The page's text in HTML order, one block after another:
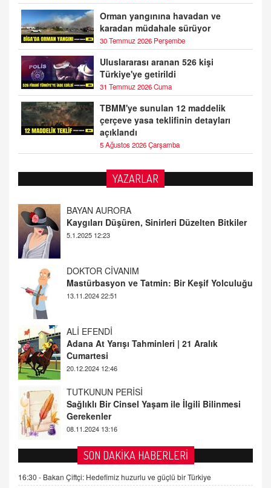
Orman yangınına havadan ve
karadan müdahale sürüyor
30 Temmuz 2026 Perşembe
Uluslararası aranan 526 kişi
Türkiye'ye getirildi
31 Temmuz 2026 Cuma
TBMM'ye sunulan 12 maddelik
çerçeve yasa teklifinin detayları
açıklandı
5 Ağustos 2026 Çarşamba
YAZARLAR
DOKTOR CİVANIM
Mastürbasyon ve Tatmin: Bir Keşif Yolculuğu
13.11.2024 22:51
ALİ EFENDİ
Adana At Yarışı Tahminleri | 21 Aralık
Cumartesi
TUTKUNUN PERİSİ
Sağlıklı Bir Cinsel Yaşam ile İlgili Bilinmesi
Gerekenler
08.11.2024 13:16
FARUK ÖNALAN
Tezkere Onaylanmasaydı…
2 Kasım 2021 Salı 00:11
AV. DOĞAN CAN DOĞAN
Kişisel verilerin korunması ve dijital hukukun
gelişimi
SON DAKİKA HABERLERİ
16:30 - Bakan Çiftçi: Hedefimiz huzurlu ve güçlü bir Türkiye